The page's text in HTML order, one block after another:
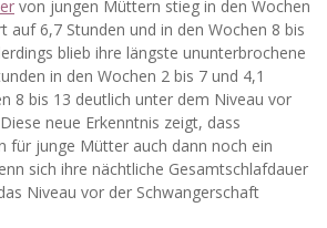
von jungen Müttern stieg in den Wochen
auf 6,7 Stunden und in den Wochen 8 bis
blieb ihre längste ununterbrochene
in den Wochen 2 bis 7 und 4,1
8 bis 13 deutlich unter dem Niveau vor
neue Erkenntnis zeigt, dass
für junge Mütter auch dann noch ein
sich ihre nächtliche Gesamtschlafdauer
Niveau vor der Schwangerschaft